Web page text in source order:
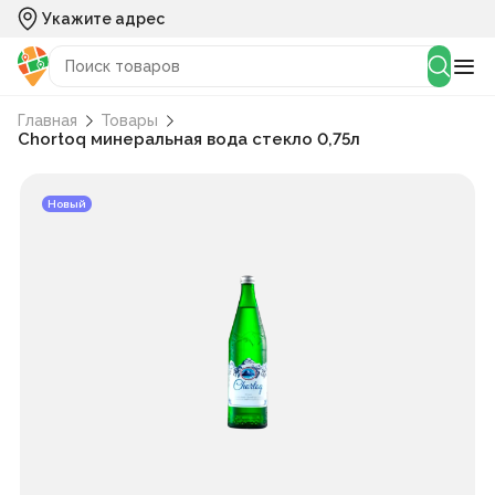
Укажите адрес
Главная Товары
Chortoq минеральная вода стекло 0,75л
Новый